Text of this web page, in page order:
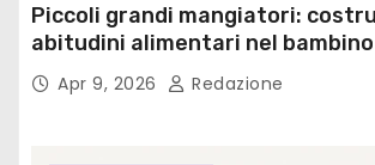
Piccoli grandi mangiatori:
abitudini alimentari nel bambino
Apr 9, 2026 Redazione